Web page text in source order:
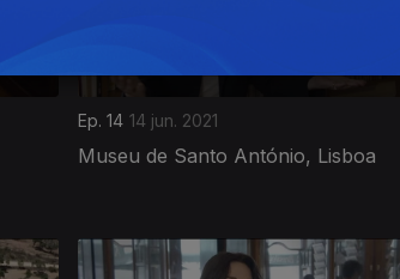
Ep. 14 14 jun. 2021
Museu de Santo António, Lisboa